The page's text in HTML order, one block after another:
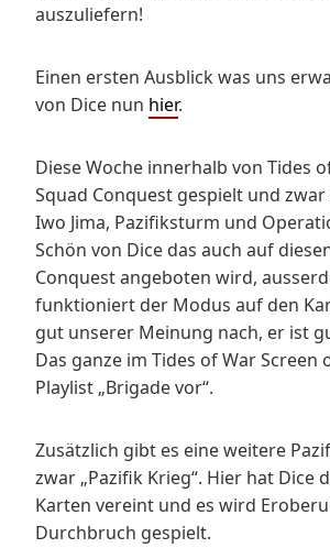
auszuliefern!
Einen ersten Ausblick was uns
von Dice nun hier.
Diese Woche innerhalb von Tides
Squad Conquest gespielt und
Iwo Jima, Pazifiksturm und
Schön von Dice das auch auf
Conquest angeboten wird,
funktioniert der Modus auf den
gut unserer Meinung nach, er ist
Das ganze im Tides of War Screen
Playlist „Brigade vor“.
Zusätzlich gibt es eine weitere
zwar „Pazifik Krieg“. Hier hat Dice
Karten vereint und es wird
Durchbruch gespielt.